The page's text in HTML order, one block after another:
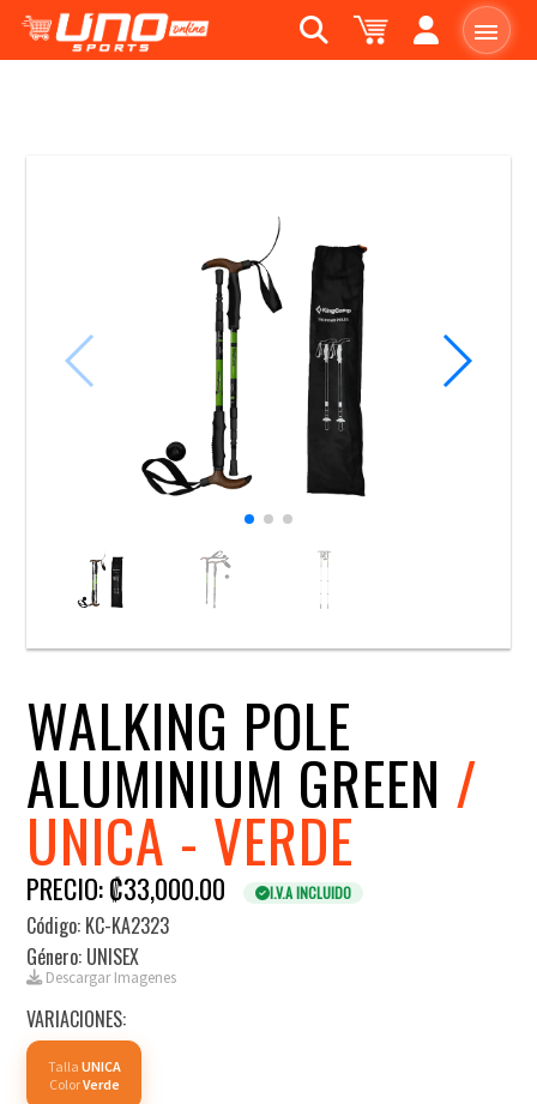
WALKING POLE
ALUMINIUM GREEN /
UNICA - VERDE
PRECIO: ₡33,000.00 I.V.A INCLUIDO
Código: KC-KA2323
Género: UNISEX
Descargar Imagenes
VARIACIONES:
Talla UNICA
ColorVerde